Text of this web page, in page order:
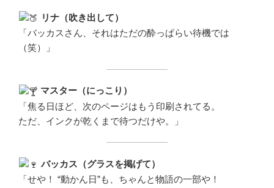
リナ（吹き出して）
「バッカスさん、それはただの酔っぱらい待機では
（笑）」
マスター（にっこり）
「焦る日ほど、次のページはもう印刷されてる。
ただ、インクが乾くまで待つだけや。」
バッカス（グラスを掲げて）
「せや！ “動かん日”も、ちゃんと物語の一部や！